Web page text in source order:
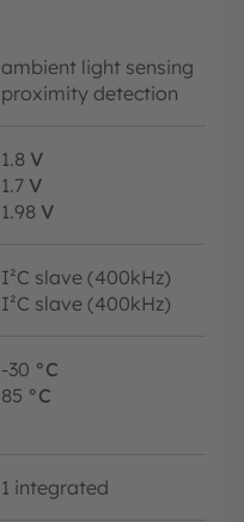
ambient light sensing
proximity detection
1.8 V
1.7 V
1.98 V
I²C slave (400kHz)
I²C slave (400kHz)
-30 °C
85 °C
1 integrated